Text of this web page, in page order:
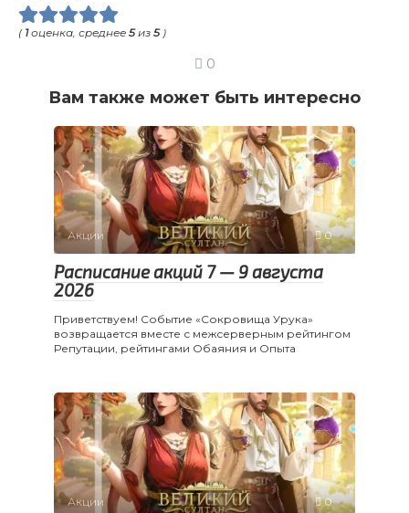
( 1оценка, среднее 5из 5)
0
Вам также может быть интересно
Акции 0
Расписание акций 7 — 9 августа
2026
Приветствуем! Событие «Сокровища Урука»
возвращается вместе с межсерверным рейтингом
Репутации, рейтингами Обаяния и Опыта
Акции 0